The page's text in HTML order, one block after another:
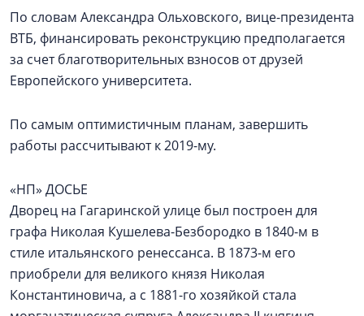
По словам Александра Ольховского, вице-президента
ВТБ, финансировать реконструкцию предполагается
за счет благотворительных взносов от друзей
Европейского университета.
По самым оптимистичным планам, завершить
работы рассчитывают к 2019-му.
«НП» ДОСЬЕ
Дворец на Гагаринской улице был построен для
графа Николая Кушелева-Безбородко в 1840-м в
стиле итальянского ренессанса. В 1873-м его
приобрели для великого князя Николая
Константиновича, а с 1881-го хозяйкой стала